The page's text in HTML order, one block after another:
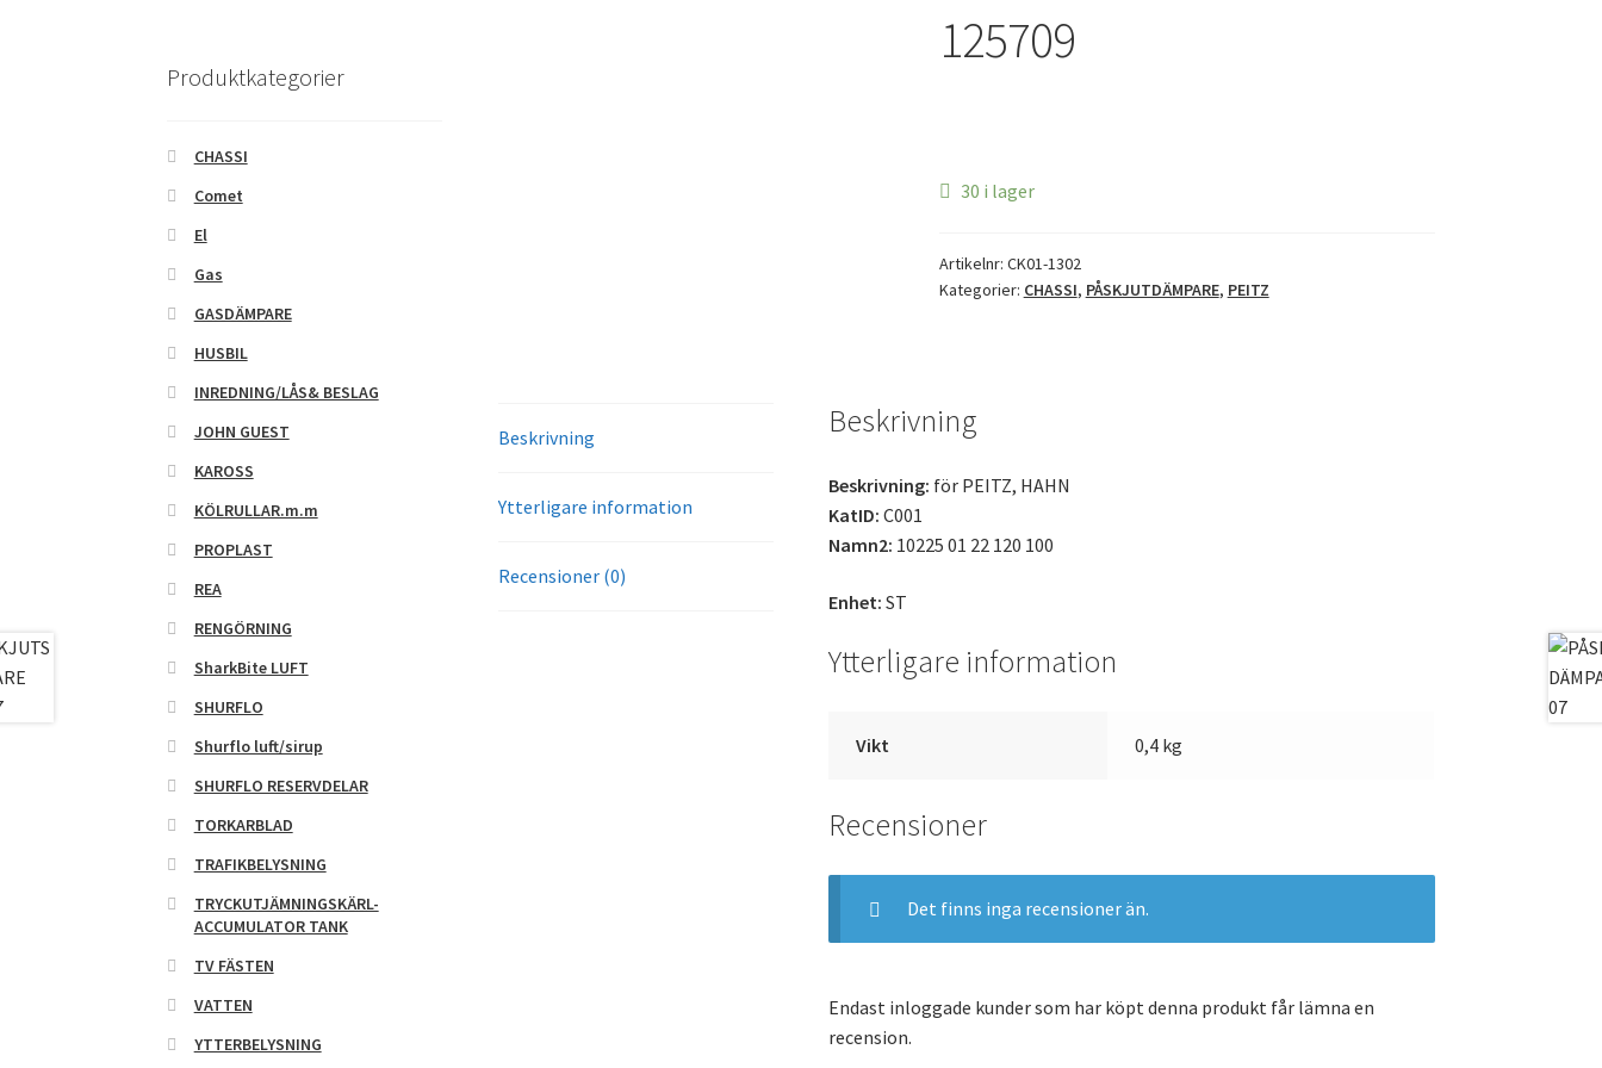
125709
30 i lager
Artikelnr: CK01-1302
Kategorier: CHASSI, PÅSKJUTDÄMPARE, PEITZ
Beskrivning
Ytterligare information
Recensioner (0)
Beskrivning
Beskrivning: för PEITZ, HAHN
KatID: C001
Namn2: 10225 01 22 120 100
Enhet: ST
Ytterligare information
Vikt 0,4 kg
Recensioner
Det finns inga recensioner än.
Endast inloggade kunder som har köpt denna produkt får lämna en
recension.
Produktkategorier
CHASSI
Comet
El
Gas
GASDÄMPARE
HUSBIL
INREDNING/LÅS& BESLAG
JOHN GUEST
KAROSS
KÖLRULLAR.m.m
PROPLAST
REA
RENGÖRNING
SharkBite LUFT
SHURFLO
Shurflo luft/sirup
SHURFLO RESERVDELAR
TORKARBLAD
TRAFIKBELYSNING
TRYCKUTJÄMNINGSKÄRL-
ACCUMULATOR TANK
TV FÄSTEN
VATTEN
YTTERBELYSNING